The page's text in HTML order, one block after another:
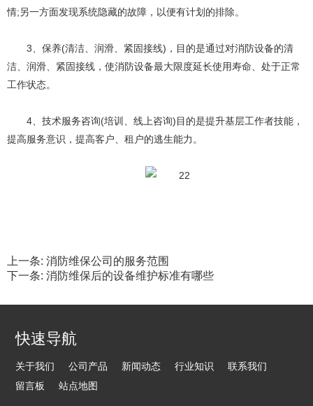
情;另一方面发现系统隐藏的故障，以便有计划的排除。
3、保养(清洁、润滑、紧固接线)，目的是通过对消防设备的清
洁、润滑、紧固接线，使消防设备最大限度延长使用寿命、处于正常
工作状态。
4、技术服务咨询(培训、线上咨询)目的是提升基层工作者技能，
提高服务意识，提高客户、租户的逃生能力。
上一条: 消防维保公司的服务范围
下一条: 消防维保后的设备维护标准有哪些
快速导航
关于我们 公司产品 新闻动态 行业知识
联系我们
留言板
站点地图